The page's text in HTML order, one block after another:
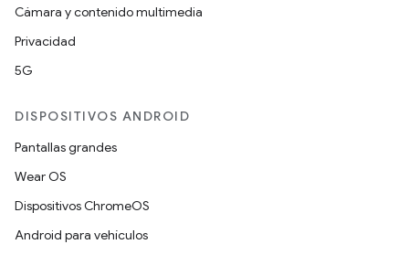
Cámara y contenido multimedia
Privacidad
5G
DISPOSITIVOS ANDROID
Pantallas grandes
Wear OS
Dispositivos ChromeOS
Android para vehículos